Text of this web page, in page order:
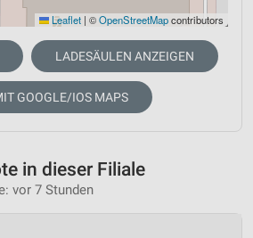
Leaflet | ©OpenStreetMapcontributors
LADESÄULEN ANZEIGEN
GOOGLE/IOS MAPS
in dieser Filiale
vor 7 Stunden